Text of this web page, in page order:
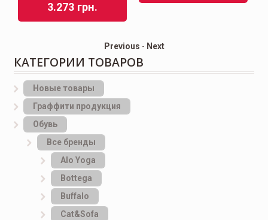
3.273 грн.
Previous - Next
КАТЕГОРИИ ТОВАРОВ
Новые товары
Граффити продукция
Обувь
Все бренды
Alo Yoga
Bottеga
Buffalo
Cat&Sofa